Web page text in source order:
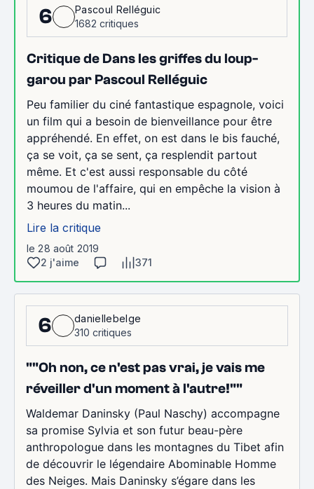
6
Pascoul Relléguic
1682 critiques
Critique de Dans les griffes du loup-
garou par Pascoul Relléguic
Peu familier du ciné fantastique espagnole, voici
un film qui a besoin de bienveillance pour être
appréhendé. En effet, on est dans le bis fauché,
ça se voit, ça se sent, ça resplendit partout
même. Et c'est aussi responsable du côté
moumou de l'affaire, qui en empêche la vision à
3 heures du matin...
Lire la critique
le 28 août 2019
2 j'aime
371
6
daniellebelge
310 critiques
""Oh non, ce n'est pas vrai, je vais me
réveiller d'un moment à l'autre!""
Waldemar Daninsky (Paul Naschy) accompagne
sa promise Sylvia et son futur beau-père
anthropologue dans les montagnes du Tibet afin
de découvrir le légendaire Abominable Homme
des Neiges. Mais Daninsky s’égare dans les